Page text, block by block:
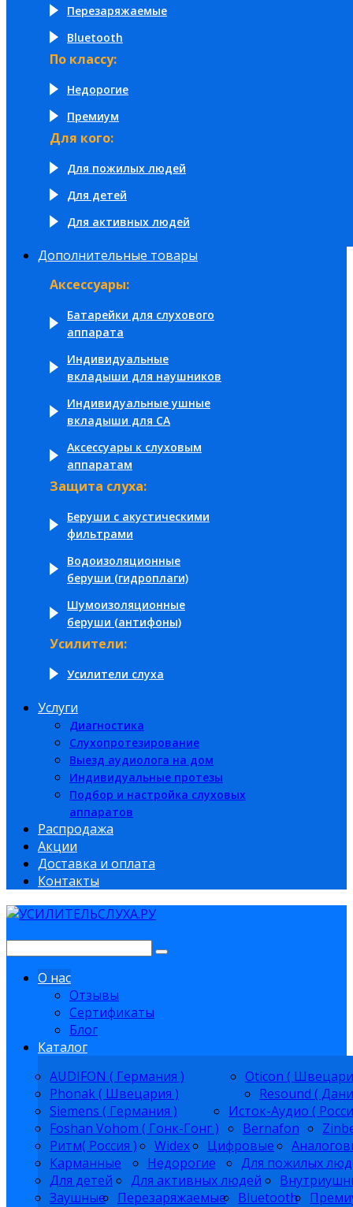
Перезаряжаемые
Bluetooth
По классу:
Недорогие
Премиум
Для кого:
Для пожилых людей
Для детей
Для активных людей
Дополнительные товары
Аксессуары:
Батарейки для слухового
аппарата
Индивидуальные
вкладыши для наушников
Индивидуальные ушные
вкладыши для СА
Аксессуары к слуховым
аппаратам
Защита слуха:
Беруши с акустическими
фильтрами
Водоизоляционные
беруши (гидроплаги)
Шумоизоляционные
беруши (антифоны)
Усилители:
Усилители слуха
Услуги
Диагностика
Слухопротезирование
Выезд аудиолога на дом
Индивидуальные протезы
Подбор и настройка слуховых
аппаратов
Распродажа
Акции
Доставка и оплата
Контакты
О нас
Отзывы
Сертификаты
Блог
Каталог
AUDIFON ( Германия )
Oticon (
Phonak ( Швецария )
Resound (
Siemens ( Германия )
Исток-Аудио (
Foshan Vohom ( Гонк-Гонг )
Bernafon
Ритм( Россия )
Widex Цифровые
Карманные
Недорогие
Для пожилых
Для детей
Для активных людей
Заушные
Перезаряжаемые Bluetooth